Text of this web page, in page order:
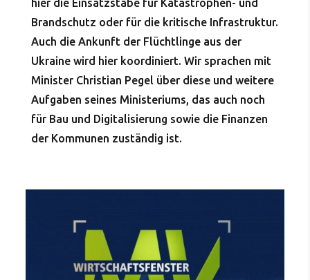
hier die Einsatzstäbe für Katastrophen- und
Brandschutz oder für die kritische Infrastruktur.
Auch die Ankunft der Flüchtlinge aus der
Ukraine wird hier koordiniert. Wir sprachen mit
Minister Christian Pegel über diese und weitere
Aufgaben seines Ministeriums, das auch noch
für Bau und Digitalisierung sowie die Finanzen
der Kommunen zuständig ist.